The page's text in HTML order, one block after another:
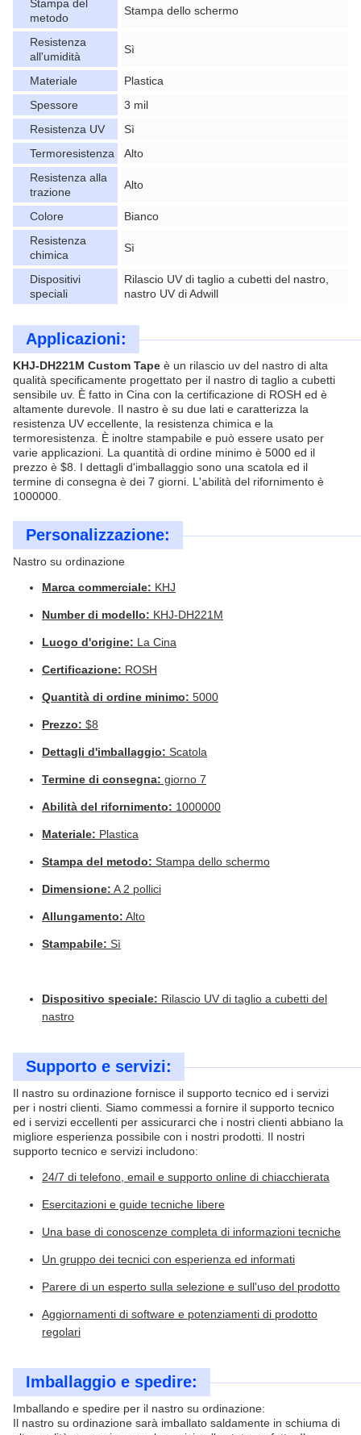
Stampa del
metodo
Stampa dello schermo
Resistenza
all'umidità
Sì
Materiale
Plastica
Spessore
3 mil
Resistenza UV
Sì
Termoresistenza
Alto
Resistenza alla
trazione
Alto
Colore
Bianco
Resistenza
chimica
Sì
Dispositivi
speciali
Rilascio UV di taglio a cubetti del nastro,
nastro UV di Adwill
Applicazioni:
KHJ-DH221M Custom Tape è un rilascio uv del nastro di alta
qualità specificamente progettato per il nastro di taglio a cubetti
sensibile uv. È fatto in Cina con la certificazione di ROSH ed è
altamente durevole. Il nastro è su due lati e caratterizza la
resistenza UV eccellente, la resistenza chimica e la
termoresistenza. È inoltre stampabile e può essere usato per
varie applicazioni. La quantità di ordine minimo è 5000 ed il
prezzo è $8. I dettagli d'imballaggio sono una scatola ed il
termine di consegna è dei 7 giorni. L'abilità del rifornimento è
1000000.
Personalizzazione:
Nastro su ordinazione
Marca commerciale: KHJ
Number di modello: KHJ-DH221M
Luogo d'origine: La Cina
Certificazione: ROSH
Quantità di ordine minimo: 5000
Prezzo: $8
Dettagli d'imballaggio: Scatola
Termine di consegna: giorno 7
Abilità del rifornimento: 1000000
Materiale: Plastica
Stampa del metodo: Stampa dello schermo
Dimensione: A 2 pollici
Allungamento: Alto
Stampabile: Sì
Dispositivo speciale: Rilascio UV di taglio a cubetti del
nastro
Supporto e servizi:
Il nastro su ordinazione fornisce il supporto tecnico ed i servizi
per i nostri clienti. Siamo commessi a fornire il supporto tecnico
ed i servizi eccellenti per assicurarci che i nostri clienti abbiano la
migliore esperienza possibile con i nostri prodotti. Il nostri
supporto tecnico e servizi includono:
24/7 di telefono, email e supporto online di chiacchierata
Esercitazioni e guide tecniche libere
Una base di conoscenze completa di informazioni tecniche
Un gruppo dei tecnici con esperienza ed informati
Parere di un esperto sulla selezione e sull'uso del prodotto
Aggiornamenti di software e potenziamenti di prodotto
regolari
Imballaggio e spedire:
Imballando e spedire per il nastro su ordinazione:
Il nastro su ordinazione sarà imballato saldamente in schiuma di